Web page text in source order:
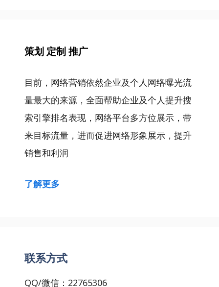
策划 定制 推广
目前，网络营销依然企业及个人网络曝光流
量最大的来源，全面帮助企业及个人提升搜
索引擎排名表现，网络平台多方位展示，带
来目标流量，进而促进网络形象展示，提升
销售和利润
了解更多
联系方式
QQ/微信：22765306